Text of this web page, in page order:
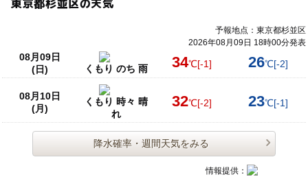
予報地点：東京都杉並区
2026年08月09日 18時00分発表
08月09日
(日)
くもり のち 雨 34℃[-1] 26℃[-2]
08月10日
(月)
くもり 時々 晴
れ
32℃[-2] 23℃[-1]
降水確率・週間天気をみる
情報提供：